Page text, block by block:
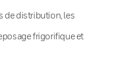
de distribution, les
frigorifique et